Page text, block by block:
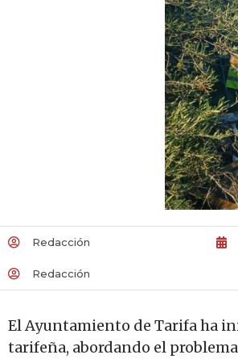
Redacción
Redacción
El Ayuntamiento de Tarifa ha
tarifeña, abordando el